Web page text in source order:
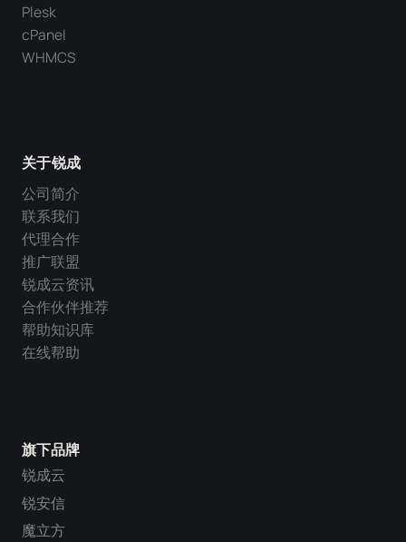
旗下品牌
锐成云
锐安信
魔立方
Plesk
cPanel
WHMCS
关于锐成
公司简介
联系我们
代理合作
推广联盟
锐成云资讯
合作伙伴推荐
帮助知识库
在线帮助